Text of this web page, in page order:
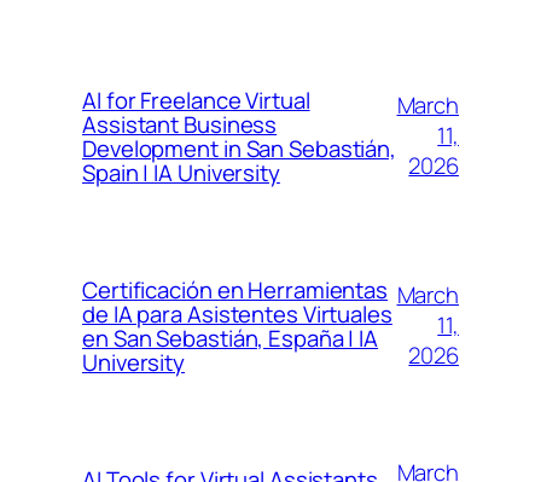
AI for Freelance Virtual
Assistant Business
Development in San Sebastián,
Spain | IA University
March
11,
2026
Certificación en Herramientas
de IA para Asistentes Virtuales
en San Sebastián, España | IA
University
March
11,
2026
March